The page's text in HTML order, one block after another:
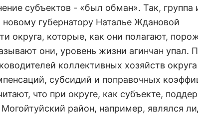
субъектов - «был обман». Так, группа
губернатору Наталье Ждановой
округа, которые, как они полагают,
они, уровень жизни агинчан упал.
коллективных хозяйств округа
субсидий и поправочных
что при округе, как субъекте,
район, например, являлся